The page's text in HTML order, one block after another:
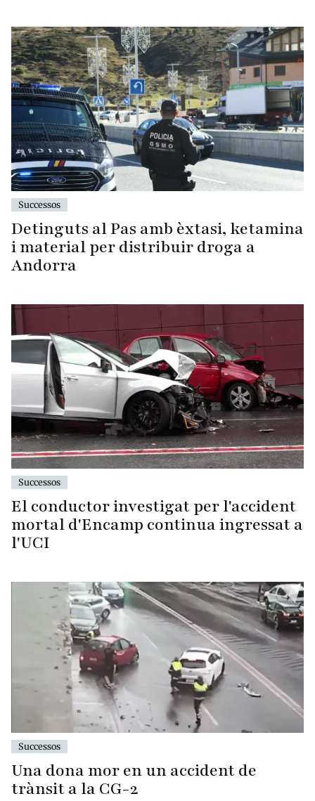
Successos
Detinguts al Pas amb èxtasi, ketamina
i material per distribuir droga a
Andorra
Successos
El conductor investigat per l'accident
mortal d'Encamp continua ingressat a
l'UCI
Successos
Una dona mor en un accident de
trànsit a la CG-2